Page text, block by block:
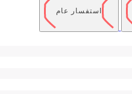
استفسار عام